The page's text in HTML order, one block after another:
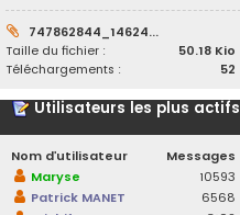
747862844_14624...
Taille du fichier :
50.18 Kio
Téléchargements :
52
Utilisateurs les plus actifs
Nom d’utilisateur
Messages
Maryse
10593
Patrick MANET
6568